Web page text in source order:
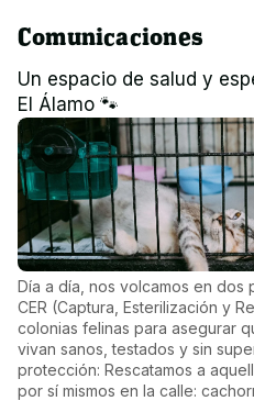
Recogida y protección:
pueden sobrevivir por sí
enfermos, heridos o animales
¿A qué dedicamos
El número de abandonos y
Hasta ahora hemos
propias casas, pero hemos
completamente saturados.
recuperación óptima, higiénica
recogemos (especialmente los
médicos, postoperatorios del
necesitamos alquilar un local.
Tener este espacio físico nos
"no" a ningún aviso por falta de
Comunicaciones
Un espacio de salud y
El Álamo 🐾
Día a día, nos volcamos en dos
CER (Captura, Esterilización y
colonias felinas para asegurar
vivan sanos, testados y sin
protección: Rescatamos a
por sí mismos en la calle: